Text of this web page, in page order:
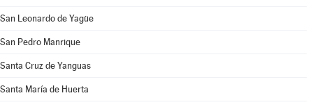
San Leonardo de Yagüe
San Pedro Manrique
Santa Cruz de Yanguas
Santa María de Huerta